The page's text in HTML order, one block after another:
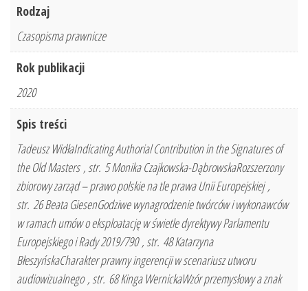
Rodzaj
Czasopisma prawnicze
Rok publikacji
2020
Spis treści
Tadeusz WidłaIndicating Authorial Contribution in the Signatures of
the Old Masters , str. 5 Monika Czajkowska-DąbrowskaRozszerzony
zbiorowy zarząd – prawo polskie na tle prawa Unii Europejskiej ,
str. 26 Beata GiesenGodziwe wynagrodzenie twórców i wykonawców
w ramach umów o eksploatację w świetle dyrektywy Parlamentu
Europejskiego i Rady 2019/790 , str. 48 Katarzyna
BłeszyńskaCharakter prawny ingerencji w scenariusz utworu
audiowizualnego , str. 68 Kinga WernickaWzór przemysłowy a znak